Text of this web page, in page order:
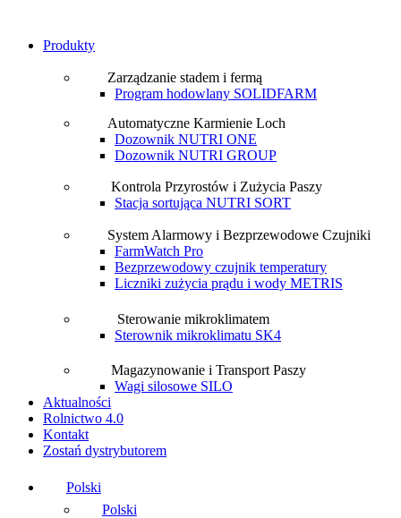
Produkty
Zarządzanie stadem i fermą
Program hodowlany SOLIDFARM
Automatyczne Karmienie Loch
Dozownik NUTRI ONE
Dozownik NUTRI GROUP
Kontrola Przyrostów i Zużycia Paszy
Stacja sortująca NUTRI SORT
System Alarmowy i Bezprzewodowe Czujniki
FarmWatch Pro
Bezprzewodowy czujnik temperatury
Liczniki zużycia prądu i wody METRIS
Sterowanie mikroklimatem
Sterownik mikroklimatu SK4
Magazynowanie i Transport Paszy
Wagi silosowe SILO
Aktualności
Rolnictwo 4.0
Kontakt
Zostań dystrybutorem
Polski
Polski